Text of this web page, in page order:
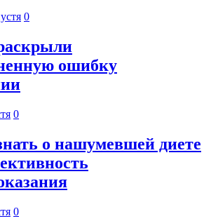
0
ошибку
0
о нашумевшей диете
0